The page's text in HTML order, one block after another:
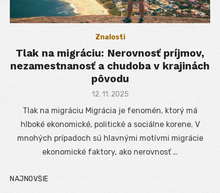
Znalosti
Tlak na migráciu: Nerovnosť príjmov,
nezamestnanosť a chudoba v krajinách
pôvodu
Posted
12. 11. 2025
Tlak na migráciu Migrácia je fenomén, ktorý má
hlboké ekonomické, politické a sociálne korene. V
mnohých prípadoch sú hlavnými motívmi migrácie
ekonomické faktory, ako nerovnosť …
NAJNOVŠIE